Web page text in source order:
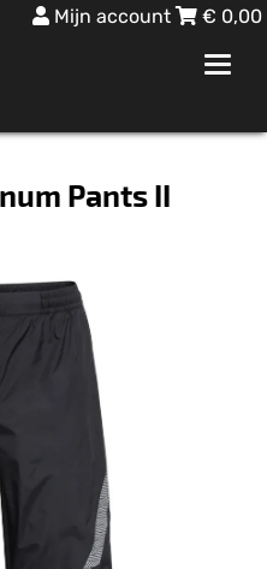
Mijn account € 0,00
Pants II